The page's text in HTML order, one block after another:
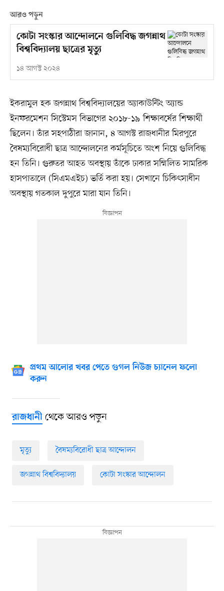
আরও পড়ুন
কোটা সংস্কার আন্দোলনে গুলিবিদ্ধ জগন্নাথ
বিশ্ববিদ্যালয় ছাত্রের মৃত্যু
১৪ আগস্ট ২০২৪
ইকরামুল হক জগন্নাথ বিশ্ববিদ্যালয়ের অ্যাকাউন্টিং অ্যান্ড
ইনফরমেশন সিস্টেমস বিভাগের ২০১৮-১৯ শিক্ষাবর্ষের শিক্ষার্থী
ছিলেন। তাঁর সহপাঠীরা জানান, ৪ আগস্ট রাজধানীর মিরপুরে
বৈষম্যবিরোধী ছাত্র আন্দোলনের কর্মসূচিতে অংশ নিয়ে গুলিবিদ্ধ
হন তিনি। গুরুতর আহত অবস্থায় তাঁকে ঢাকার সম্মিলিত সামরিক
হাসপাতালে (সিএমএইচ) ভর্তি করা হয়। সেখানে চিকিৎসাধীন
অবস্থায় গতকাল দুপুরে মারা যান তিনি।
প্রথম আলোর খবর পেতে গুগল নিউজ চ্যানেল ফলো
করুন
রাজধানীথেকে আরও পড়ুন
মৃত্যু বৈষম্যবিরোধী ছাত্র আন্দোলন
জগন্নাথ বিশ্ববিদ্যালয় কোটা সংস্কার আন্দোলন